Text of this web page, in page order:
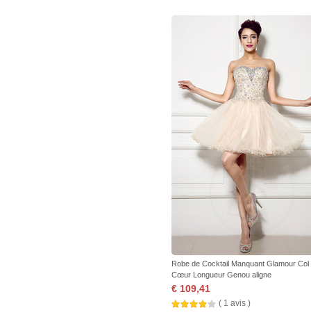
Robe de Cocktail Manquant Glamour Col
Cœur Longueur Genou aligne
€ 109,41
( 1 avis )